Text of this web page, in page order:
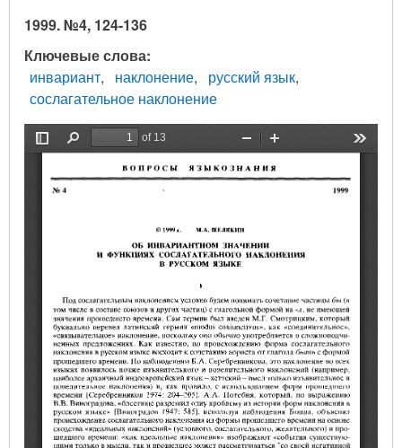
1999. №4, 124-136
Ключевые слова
инвариант
наклонение
русский язык
сослагательное наклонение